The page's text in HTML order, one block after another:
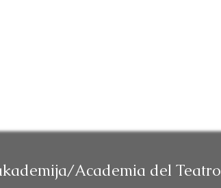
Academia del